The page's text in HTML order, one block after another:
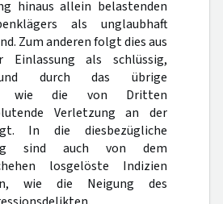
hinaus allein belastenden
als unglaubhaft
Zum anderen folgt dies aus
Einlassung als schlüssig,
und durch das übrige
- wie die von Dritten
Verletzung an der
In die diesbezügliche
sind auch von dem
losgelöste Indizien
wie die Neigung des